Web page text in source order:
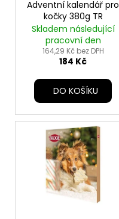
Adventní kalendář pro
kočky 380g TR
Skladem následující
pracovní den
164,29 Kč bez DPH
184 Kč
DO KOŠÍKU